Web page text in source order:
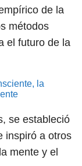
de la
métodos
el futuro de la
la
se estableció
inspiró a otros
mente y el